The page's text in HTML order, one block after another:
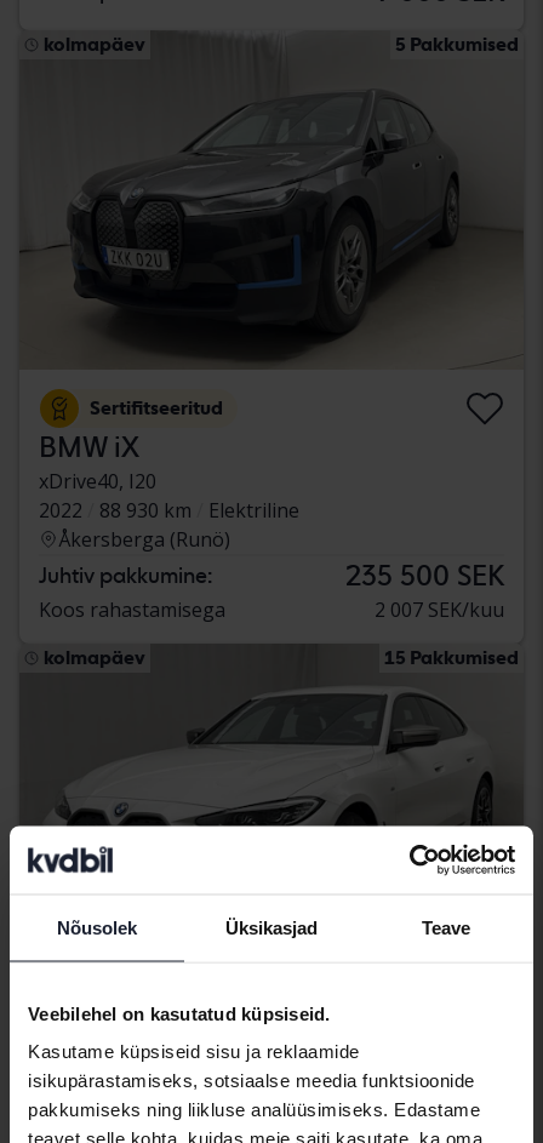
Nõusolek Üksikasjad Teave
Veebilehel on kasutatud küpsiseid.
Kasutame küpsiseid sisu ja reklaamide
isikupärastamiseks, sotsiaalse meedia funktsioonide
pakkumiseks ning liikluse analüüsimiseks. Edastame
teavet selle kohta, kuidas meie saiti kasutate, ka oma
kolmapäev 5 Pakkumised
Sertifitseeritud
BMW iX
xDrive40, I20
2022
88 930 km
Elektriline
Åkersberga (Runö)
Juhtiv pakkumine: 235 500 SEK
Koos rahastamisega 2 007 SEK/kuu
kolmapäev 15 Pakkumised
Sertifitseeritud
BMW i4
M50 xDrive, G26
2024
45 130 km
Elektriline